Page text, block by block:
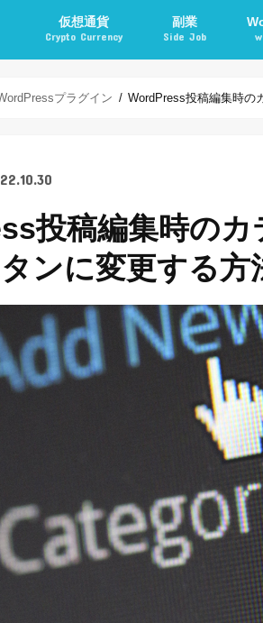
仮想通貨
Crypto Currency
副業
Side Job
プラグイン WordPress投稿編集時の
投稿編集時のカ
ンに変更する方